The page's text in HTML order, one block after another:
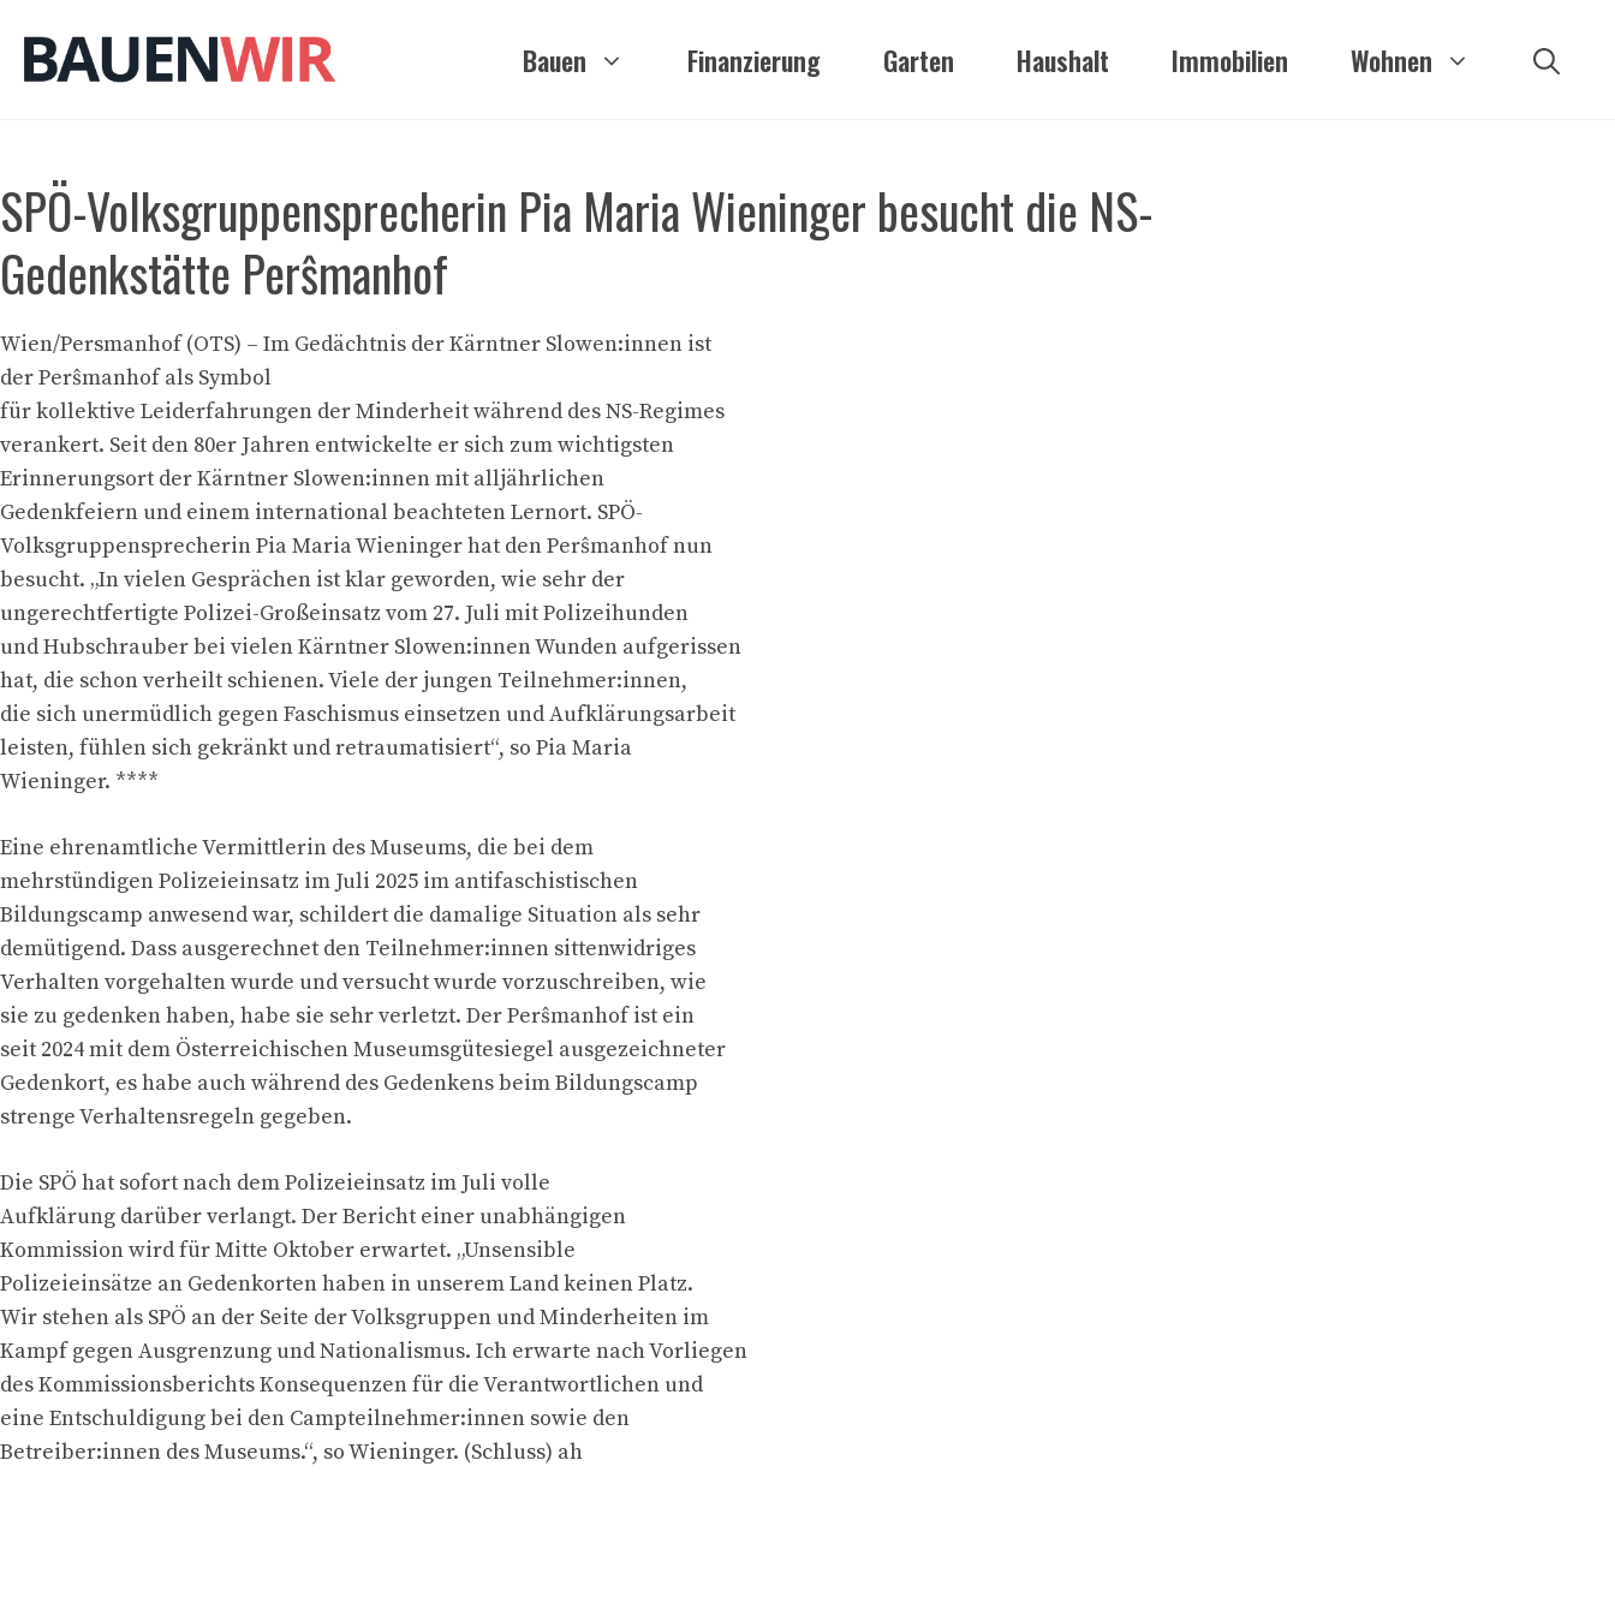
Inhalt
springen
Bauen Finanzierung Garten Haushalt Immobilien Wohnen
SPÖ-Volksgruppensprecherin Pia Maria Wieninger besucht die NS-
Gedenkstätte Perŝmanhof
Wien/Persmanhof (OTS) – Im Gedächtnis der Kärntner Slowen:innen ist
der Perŝmanhof als Symbol
für kollektive Leiderfahrungen der Minderheit während des NS-Regimes
verankert. Seit den 80er Jahren entwickelte er sich zum wichtigsten
Erinnerungsort der Kärntner Slowen:innen mit alljährlichen
Gedenkfeiern und einem international beachteten Lernort. SPÖ-
Volksgruppensprecherin Pia Maria Wieninger hat den Perŝmanhof nun
besucht. „In vielen Gesprächen ist klar geworden, wie sehr der
ungerechtfertigte Polizei-Großeinsatz vom 27. Juli mit Polizeihunden
und Hubschrauber bei vielen Kärntner Slowen:innen Wunden aufgerissen
hat, die schon verheilt schienen. Viele der jungen Teilnehmer:innen,
die sich unermüdlich gegen Faschismus einsetzen und Aufklärungsarbeit
leisten, fühlen sich gekränkt und retraumatisiert“, so Pia Maria
Wieninger. ****
Eine ehrenamtliche Vermittlerin des Museums, die bei dem
mehrstündigen Polizeieinsatz im Juli 2025 im antifaschistischen
Bildungscamp anwesend war, schildert die damalige Situation als sehr
demütigend. Dass ausgerechnet den Teilnehmer:innen sittenwidriges
Verhalten vorgehalten wurde und versucht wurde vorzuschreiben, wie
sie zu gedenken haben, habe sie sehr verletzt. Der Perŝmanhof ist ein
seit 2024 mit dem Österreichischen Museumsgütesiegel ausgezeichneter
Gedenkort, es habe auch während des Gedenkens beim Bildungscamp
strenge Verhaltensregeln gegeben.
Die SPÖ hat sofort nach dem Polizeieinsatz im Juli volle
Aufklärung darüber verlangt. Der Bericht einer unabhängigen
Kommission wird für Mitte Oktober erwartet. „Unsensible
Polizeieinsätze an Gedenkorten haben in unserem Land keinen Platz.
Wir stehen als SPÖ an der Seite der Volksgruppen und Minderheiten im
Kampf gegen Ausgrenzung und Nationalismus. Ich erwarte nach Vorliegen
des Kommissionsberichts Konsequenzen für die Verantwortlichen und
eine Entschuldigung bei den Campteilnehmer:innen sowie den
Betreiber:innen des Museums.“, so Wieninger. (Schluss) ah